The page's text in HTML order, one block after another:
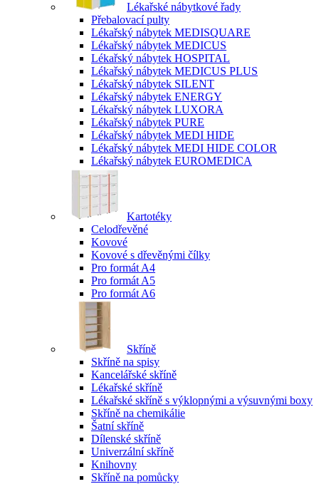
Lékařské nábytkové řady
Přebalovací pulty
Lékařský nábytek MEDISQUARE
Lékařský nábytek MEDICUS
Lékařský nábytek HOSPITAL
Lékařský nábytek MEDICUS PLUS
Lékařský nábytek SILENT
Lékařský nábytek ENERGY
Lékařský nábytek LUXORA
Lékařský nábytek PURE
Lékařský nábytek MEDI HIDE
Lékařský nábytek MEDI HIDE COLOR
Lékařský nábytek EUROMEDICA
Kartotéky
Celodřevěné
Kovové
Kovové s dřevěnými čílky
Pro formát A4
Pro formát A5
Pro formát A6
Skříně
Skříně na spisy
Kancelářské skříně
Lékařské skříně
Lékařské skříně s výklopnými a výsuvnými boxy
Skříně na chemikálie
Šatní skříně
Dílenské skříně
Univerzální skříně
Knihovny
Skříně na pomůcky